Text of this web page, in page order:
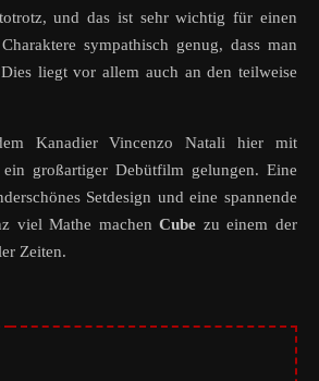
und das ist sehr wichtig für einen
sympathisch genug, dass man
liegt vor allem auch an den teilweise
Kanadier Vincenzo Natali hier mit
großartiger Debütfilm gelungen. Eine
Setdesign und eine spannende
viel Mathe machenCube zu einem der
Zeiten.